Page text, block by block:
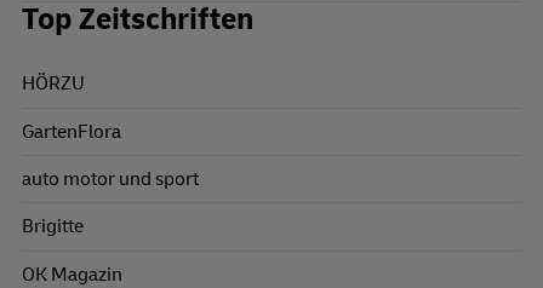
Top Zeitschriften
HÖRZU
GartenFlora
auto motor und sport
Brigitte
OK Magazin